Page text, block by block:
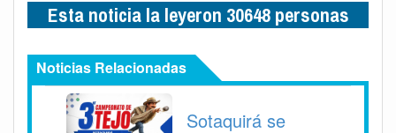
Esta noticia la leyeron 30648 personas
Noticias Relacionadas
Sotaquirá se